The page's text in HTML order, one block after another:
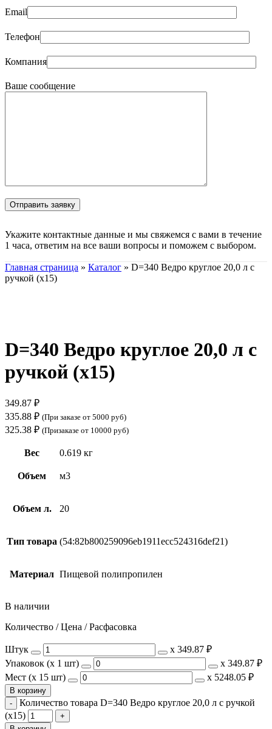
Email
Телефон
Компания
Ваше сообщение
Укажите контактные данные и мы свяжемся с вами в течение
1 часа, ответим на все ваши вопросы и поможем с выбором.
Главная страница » Каталог » D=340 Ведро круглое 20,0 л с
ручкой (х15)
D=340 Ведро круглое 20,0 л с
ручкой (х15)
349.87 ₽
335.88 ₽ (При заказе от 5000 руб)
325.38 ₽ (Призаказе от 10000 руб)
Вес 0.619 кг
Объем м3
Объем л. 20
Тип товара (54:82b800259096eb1911ecc524316def21)
Материал Пищевой полипропилен
В наличии
Количество / Цена / Расфасовка
Штук х 349.87 ₽
Упаковок (x 1 шт)
х 349.87 ₽
Мест (x 15 шт)
х 5248.05 ₽
В корзину
Количество товара D=340 Ведро круглое 20,0 л с ручкой
(х15)